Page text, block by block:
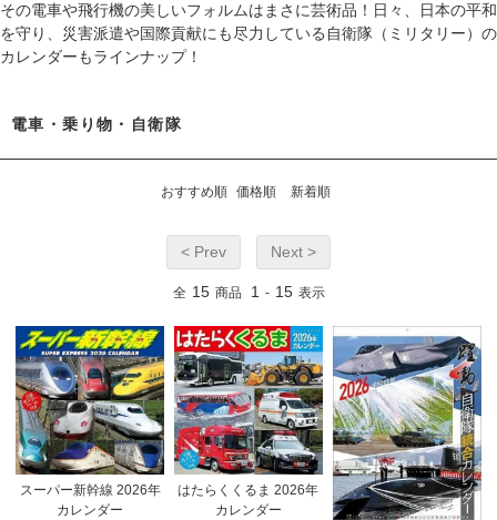
その電車や飛行機の美しいフォルムはまさに芸術品！日々、日本の平和
を守り、災害派遣や国際貢献にも尽力している自衛隊（ミリタリー）の
カレンダーもラインナップ！
電車・乗り物・自衛隊
おすすめ順 価格順 新着順
< Prev Next >
全 15 商品 1 - 15 表示
スーパー新幹線 2026年
カレンダー
はたらくくるま 2026年
カレンダー